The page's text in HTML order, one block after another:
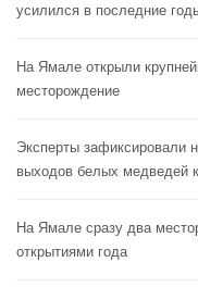
усилился в последние
На Ямале открыли
месторождение
Эксперты зафиксировали
выходов белых медведей
На Ямале сразу два
открытиями года